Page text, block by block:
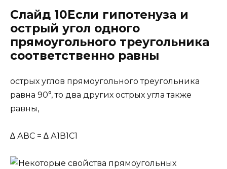
Слайд 10Если гипотенуза и
острый угол одного
прямоугольного треугольника
соответственно равны
острых углов прямоугольного треугольника
равна 90°, то два других острых угла также
равны,
∆ АВС = ∆ А1В1С1